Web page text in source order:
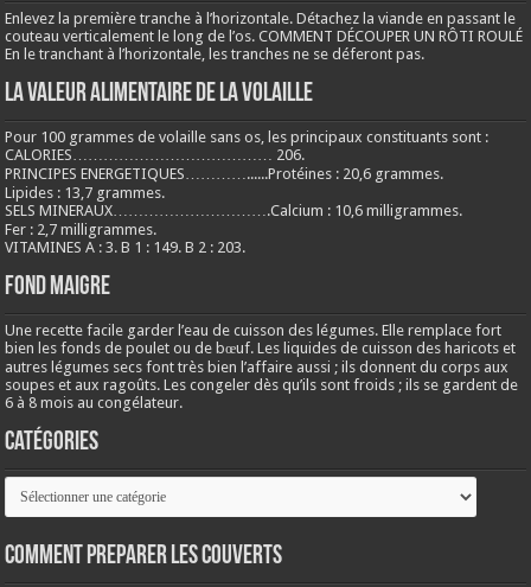
Enlevez la première tranche à l’horizontale. Détachez la viande en passant le
couteau verticalement le long de l’os. COMMENT DÉCOUPER UN RÔTI ROULÉ
En le tranchant à l’horizontale, les tranches ne se déferont pas.
LA VALEUR ALIMENTAIRE DE LA VOLAILLE
Pour 100 grammes de volaille sans os, les principaux constituants sont :
CALORIES………………………………… 206.
PRINCIPES ENERGETIQUES…………......Protéines : 20,6 grammes.
Lipides : 13,7 grammes.
SELS MINERAUX………………………….Calcium : 10,6 milligrammes.
Fer : 2,7 milligrammes.
VITAMINES A : 3. B 1 : 149. B 2 : 203.
Fond maigre
Une recette facile garder l’eau de cuisson des légumes. Elle remplace fort
bien les fonds de poulet ou de bœuf. Les liquides de cuisson des haricots et
autres légumes secs font très bien l’affaire aussi ; ils donnent du corps aux
soupes et aux ragoûts. Les congeler dès qu’ils sont froids ; ils se gardent de
6 à 8 mois au congélateur.
Catégories
Catégories
COMMENT PREPARER LES COUVERTS